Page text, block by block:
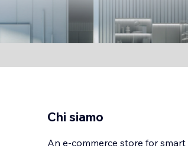
Chi siamo
An e-commerce store for